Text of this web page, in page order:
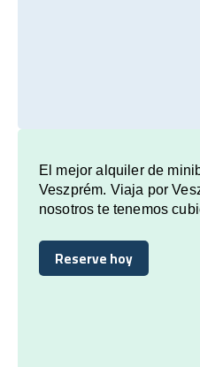
El mejor alquiler de
Veszprém. Viaja por
nosotros te tenemos
Reserve hoy
Reserve hoy